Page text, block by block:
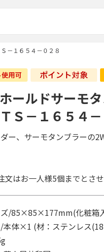
－１６５４－０２８
ールドサーモ
Ｓ－１６５４－
ー、サーモタンブラーの
はお一人様5個までとさせ
/85×85×177mm(化粧箱
体×1 (材：ステンレス